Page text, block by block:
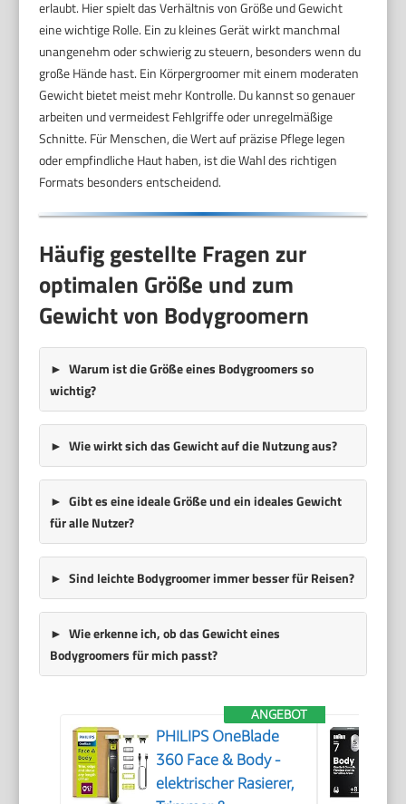
erlaubt. Hier spielt das Verhältnis von Größe und Gewicht
eine wichtige Rolle. Ein zu kleines Gerät wirkt manchmal
unangenehm oder schwierig zu steuern, besonders wenn du
große Hände hast. Ein Körpergroomer mit einem moderaten
Gewicht bietet meist mehr Kontrolle. Du kannst so genauer
arbeiten und vermeidest Fehlgriffe oder unregelmäßige
Schnitte. Für Menschen, die Wert auf präzise Pflege legen
oder empfindliche Haut haben, ist die Wahl des richtigen
Formats besonders entscheidend.
Häufig gestellte Fragen zur
optimalen Größe und zum
Gewicht von Bodygroomern
Warum ist die Größe eines Bodygroomers so
wichtig?
Wie wirkt sich das Gewicht auf die Nutzung aus?
Gibt es eine ideale Größe und ein ideales Gewicht
für alle Nutzer?
Sind leichte Bodygroomer immer besser für Reisen?
Wie erkenne ich, ob das Gewicht eines
Bodygroomers für mich passt?
ANGEBOT
PHILIPS OneBlade
360 Face & Body -
elektrischer Rasierer,